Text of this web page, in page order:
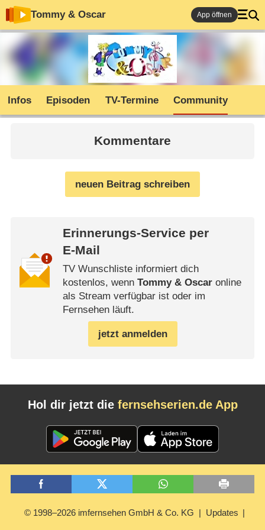
Tommy & Oscar App öffnen
Infos Episoden TV-Termine Community
Kommentare
neuen Beitrag schreiben
Erinnerungs-Service per
E-Mail
TV Wunschliste informiert dich
kostenlos, wenn Tommy & Oscaronline
als Stream verfügbar ist oder im
Fernsehen läuft.
jetzt anmelden
Hol dir jetzt die fernsehserien.de App
© 1998–2026 imfernsehen GmbH & Co. KG Updates